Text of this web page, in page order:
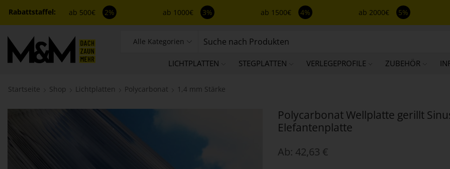
ab 500€ 2% ab 1000€ 3% ab 1500€ 4% ab 2000€ 5%
Alle Kategorien
LICHTPLATTEN STEGPLATTEN VERLEGEPROFILE ZUBEHÖR
Startseite Shop Lichtplatten Polycarbonat 1,4 mm Stärke
Polycarbonat Wellplatte gerillt
Elefantenplatte
Ab: 42,63 €